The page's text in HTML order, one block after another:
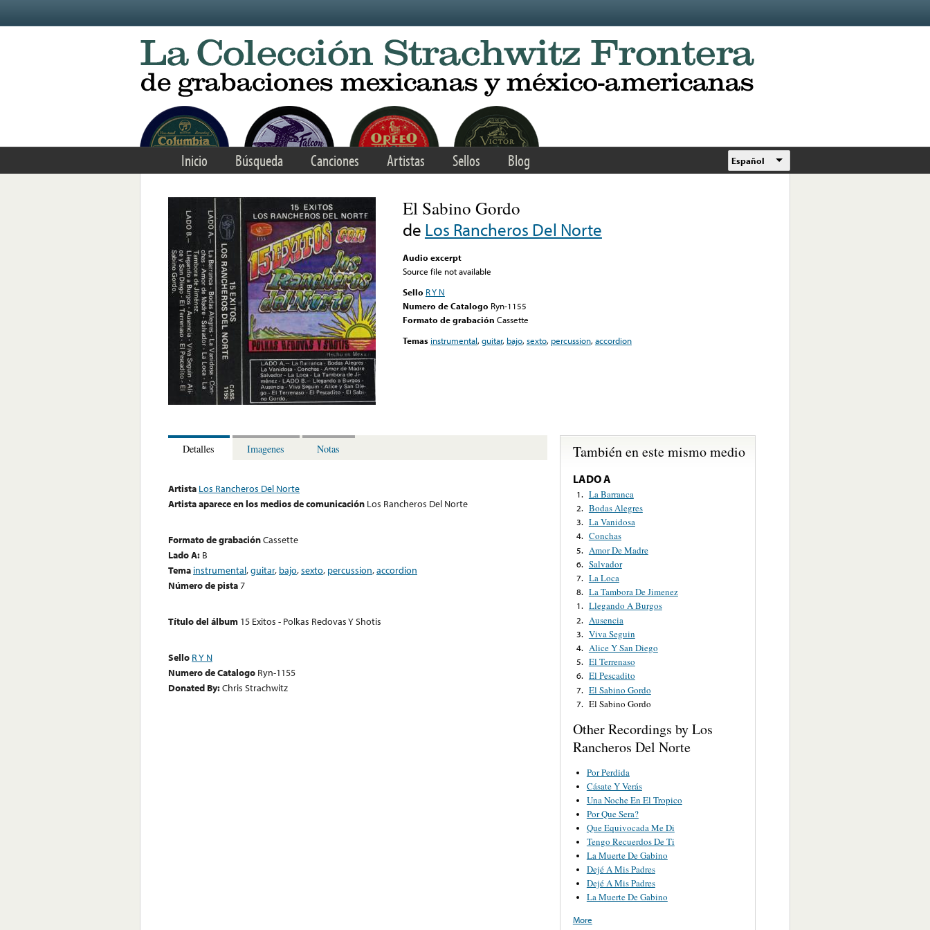
Inicio Búsqueda Canciones Artistas Sellos Blog Español
El Sabino Gordo
de Los Rancheros Del Norte
Audio excerpt
Source file not available
Sello R Y N
Numero de Catalogo Ryn-1155
Formato de grabación Cassette
Temas instrumental,guitar, bajo,sexto, percussion,accordion
Detalles Imagenes Notas
Artista Los Rancheros Del Norte
Artista aparece en los medios de comunicación Los Rancheros Del Norte
Formato de grabaciónCassette
Lado A: B
Tema instrumental,guitar, bajo,sexto, percussion,accordion
Número de pista7
Título del álbum 15 Exitos - Polkas Redovas Y Shotis
Sello R Y N
Numero de Catalogo Ryn-1155
Donated By:Chris Strachwitz
También en este mismo medio
LADO A
1. La Barranca
2. Bodas Alegres
3. La Vanidosa
4. Conchas
5. Amor De Madre
6. Salvador
7. La Loca
8. La Tambora De Jimenez
1. Llegando A Burgos
2. Ausencia
3. Viva Seguin
4. Alice Y San Diego
5. El Terrenaso
6. El Pescadito
7. El Sabino Gordo
7. El Sabino Gordo
Other Recordings by Los
Rancheros Del Norte
Por Perdida
Cásate Y Verás
Una Noche En El Tropico
Por Que Sera?
Que Equivocada Me Di
Tengo Recuerdos De Ti
La Muerte De Gabino
Dejé A Mis Padres
Dejé A Mis Padres
La Muerte De Gabino
More